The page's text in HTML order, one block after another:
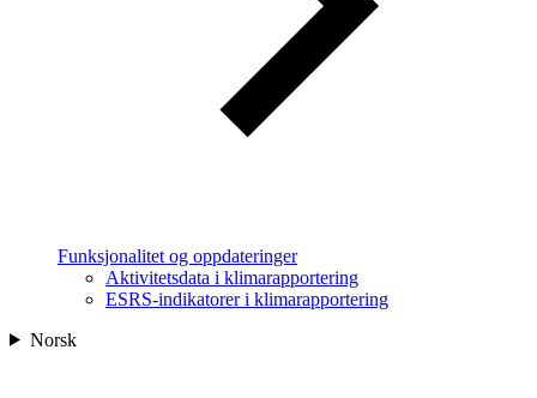
Funksjonalitet og oppdateringer
Aktivitetsdata i klimarapportering
ESRS-indikatorer i klimarapportering
Norsk